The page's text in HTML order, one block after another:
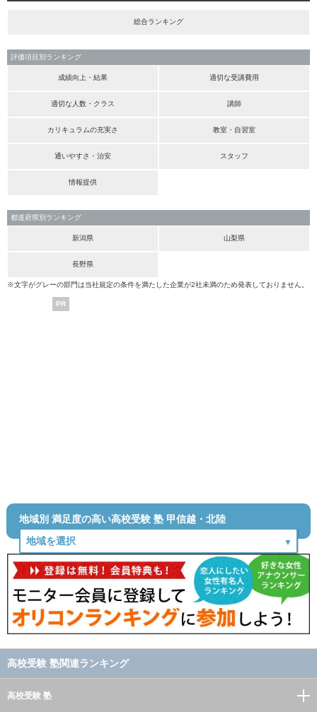
総合ランキング
評価項目別ランキング
成績向上・結果 適切な受講費用
適切な人数・クラス 講師
カリキュラムの充実さ 教室・自習室
通いやすさ・治安 スタッフ
情報提供
都道府県別ランキング
新潟県 山梨県
長野県
※文字がグレーの部門は当社規定の条件を満たした企業が2社未満のため発表しておりません。
PR
地域別 満足度の高い高校受験 塾 甲信越・北陸
高校受験 塾関連ランキング
高校受験 塾